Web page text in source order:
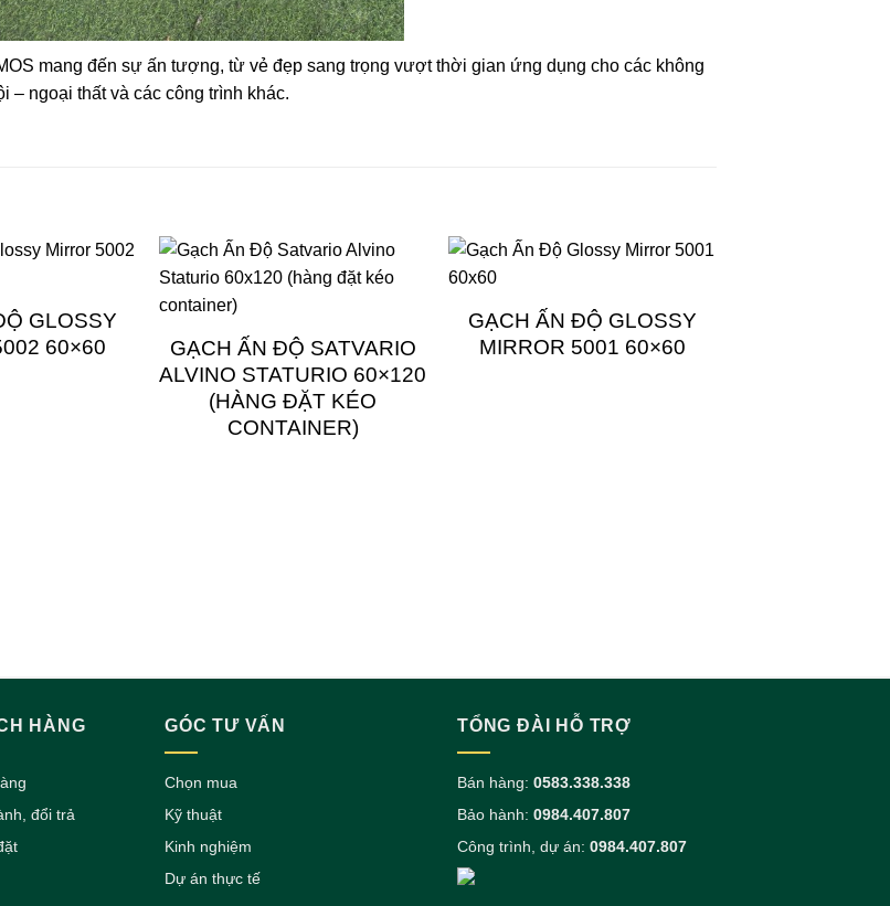
mang đến sự ấn tượng, từ vẻ đẹp sang trọng vượt thời gian ứng dụng cho các không
– ngoại thất và các công trình khác.
GLOSSY
60×60
GẠCH ẤN ĐỘ SATVARIO
ALVINO STATURIO 60×120
(HÀNG ĐẶT KÉO
CONTAINER)
GẠCH ẤN ĐỘ GLOSSY
MIRROR 5001 60×60
HÀNG
đổi trả
GÓC TƯ VẤN
Chọn mua
Kỹ thuật
Kinh nghiệm
Dự án thực tế
TỔNG ĐÀI HỖ TRỢ
Bán hàng: 0583.338.338
Bảo hành: 0984.407.807
Công trình, dự án: 0984.407.807